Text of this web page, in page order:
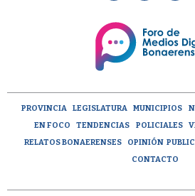
PROVINCIA LEGISLATURA MUNICIPIOS
EN FOCO
TENDENCIAS POLICIALES
RELATOS BONAERENSES
OPINIÓN
CONTACTO